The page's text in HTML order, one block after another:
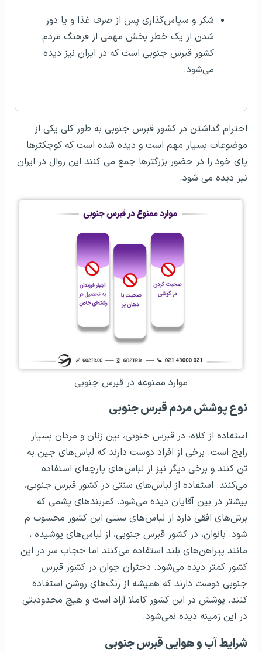
شکر و سپاس‌گذاری پس از صرف غذا و یا دور
شدن از یک خطر بخش مهمی از فرهنگ مردم
کشور قبرس جنوبی است که در ایران نیز دیده
می‌شود.
احترام گذاشتن در کشور قبرس جنوبی به طور کلی یکی از
موضوعات بسیار مهم است و دیده شده است که کوچکترها
پای خود را در حضور بزرگترها جمع می کنند این روال در ایران
نیز دیده می شود.
موارد ممنوعه در قبرس جنوبی
نوع پوشش مردم قبرس جنوبی
استفاده از کلاه، در قبرس جنوبی، بین زنان و مردان بسیار
رایج است. برخی از افراد دوست دارند که لباس‌های جین به
تن کنند و برخی دیگر نیز از لباس‌های پارچه‌ای استفاده
می‌کنند. استفاده از لباس‌های سنتی در کشور قبرس جنوبی،
بیشتر در بین آقایان دیده می‌شود. کمربندهای پشمی که
برش‌های افقی دارد از لباس‌های سنتی این کشور محسوب م‌
شود. بانوان، در کشور قبرس جنوبی، از لباس‌های پوشیده ،
مانند پیراهن‌های بلند استفاده می‌کنند اما حجاب سر در این
کشور کمتر دیده می‌شود. دختران جوان در کشور قبرس
جنوبی دوست دارند که همیشه از رنگ‌های روشن استفاده
کنند. پوشش در این کشور کاملا آزاد است و هیچ محدودیتی
در این زمینه دیده نمی‌شود.
شرایط آب و هوایی قبرس جنوبی